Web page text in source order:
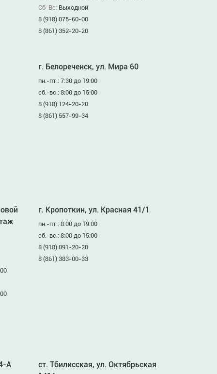
Сб-Вс: Выходной
8 (918) 075-60-00
8 (861) 352-20-20
г. Белореченск, ул. Мира 60
пн.-пт.: 7:30 до 19:00
сб.-вс.: 8:00 до 15:00
8 (918) 124-20-20
8 (861) 557-99-34
г. Кропоткин, ул. Красная 41/1
пн.-пт.: 8:00 до 19:00
сб.-вс.: 8:00 до 15:00
8 (918) 091-20-20
8 (861) 383-00-33
А
ст. Тбилисская, ул. Октябрьская